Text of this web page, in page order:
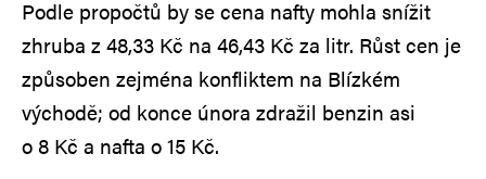
Podle propočtů by se cena nafty mohla snížit
zhruba z 48,33 Kč na 46,43 Kč za litr. Růst cen je
způsoben zejména konfliktem na Blízkém
východě; od konce února zdražil benzin asi
o 8 Kč a nafta o 15 Kč.